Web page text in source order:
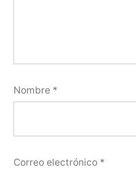
Nombre *
Correo electrónico *